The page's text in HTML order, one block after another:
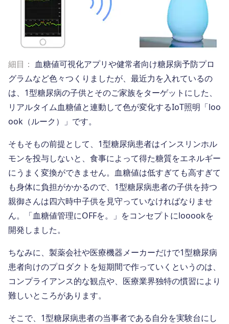
細目： 血糖値可視化アプリや健常者向け糖尿病予防プロ
グラムなど色々つくりましたが、最近力を入れているの
は、1型糖尿病の子供とそのご家族をターゲットにした、
リアルタイム血糖値と連動して色が変化するIoT照明「loo
ook（ルーク）」です。
そもそもの前提として、1型糖尿病患者はインスリンホル
モンを投与しないと、食事によって得た糖質をエネルギー
にうまく変換ができません。血糖値は低すぎても高すぎて
も身体に負担がかかるので、1型糖尿病患者の子供を持つ
親御さんは四六時中子供を見守っていなければなりませ
ん。「血糖値管理にOFFを。」をコンセプトにlooookを
開発しました。
ちなみに、製薬会社や医療機器メーカーだけで1型糖尿病
患者向けのプロダクトを短期間で作っていくというのは、
コンプライアンス的な観点や、医療業界独特の慣習により
難しいところがあります。
そこで、1型糖尿病患者の当事者である自分を実験台にし